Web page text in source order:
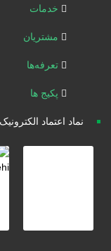
خدمات
مشتریان
تعرفه‌ها
پکیج ها
نماد اعتماد الکترونیک